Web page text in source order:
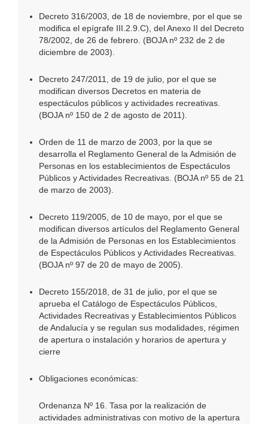
Decreto 316/2003, de 18 de noviembre, por el que se
modifica el epígrafe III.2.9.C), del Anexo II del Decreto
78/2002, de 26 de febrero. (BOJA nº 232 de 2 de
diciembre de 2003).
Decreto 247/2011, de 19 de julio, por el que se
modifican diversos Decretos en materia de
espectáculos públicos y actividades recreativas.
(BOJA nº 150 de 2 de agosto de 2011).
Orden de 11 de marzo de 2003, por la que se
desarrolla el Reglamento General de la Admisión de
Personas en los establecimientos de Espectáculos
Públicos y Actividades Recreativas. (BOJA nº 55 de 21
de marzo de 2003).
Decreto 119/2005, de 10 de mayo, por el que se
modifican diversos artículos del Reglamento General
de la Admisión de Personas en los Establecimientos
de Espectáculos Públicos y Actividades Recreativas.
(BOJA nº 97 de 20 de mayo de 2005).
Decreto 155/2018, de 31 de julio, por el que se
aprueba el Catálogo de Espectáculos Públicos,
Actividades Recreativas y Establecimientos Públicos
de Andalucía y se regulan sus modalidades, régimen
de apertura o instalación y horarios de apertura y
cierre
Obligaciones económicas:
Ordenanza Nº 16. Tasa por la realización de
actividades administrativas con motivo de la apertura